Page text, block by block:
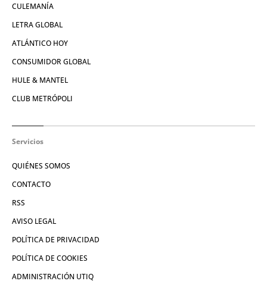
CULEMANÍA
LETRA GLOBAL
ATLÁNTICO HOY
CONSUMIDOR GLOBAL
HULE & MANTEL
CLUB METRÓPOLI
Servicios
QUIÉNES SOMOS
CONTACTO
RSS
AVISO LEGAL
POLÍTICA DE PRIVACIDAD
POLÍTICA DE COOKIES
ADMINISTRACIÓN UTIQ